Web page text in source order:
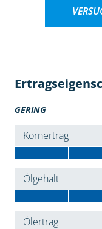
GERING
Kornertrag
Ölgehalt
Ölertrag